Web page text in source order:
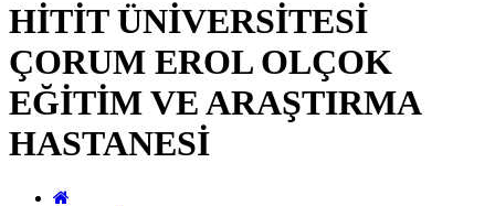
HİTİT ÜNİVERSİTESİ
ÇORUM EROL OLÇOK
EĞİTİM VE ARAŞTIRMA
HASTANESİ